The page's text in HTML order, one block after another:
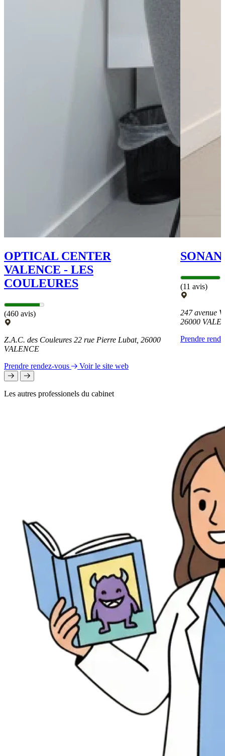
OPTICAL CENTER
VALENCE - LES
COULEURES
(460 avis)
Z.A.C. des Couleures 22 rue Pierre Lubat, 26000
VALENCE
Prendre rendez-vous
Voir le site web
(11 avis)
247 avenue
26000
Prendre
Les autres professionels du cabinet